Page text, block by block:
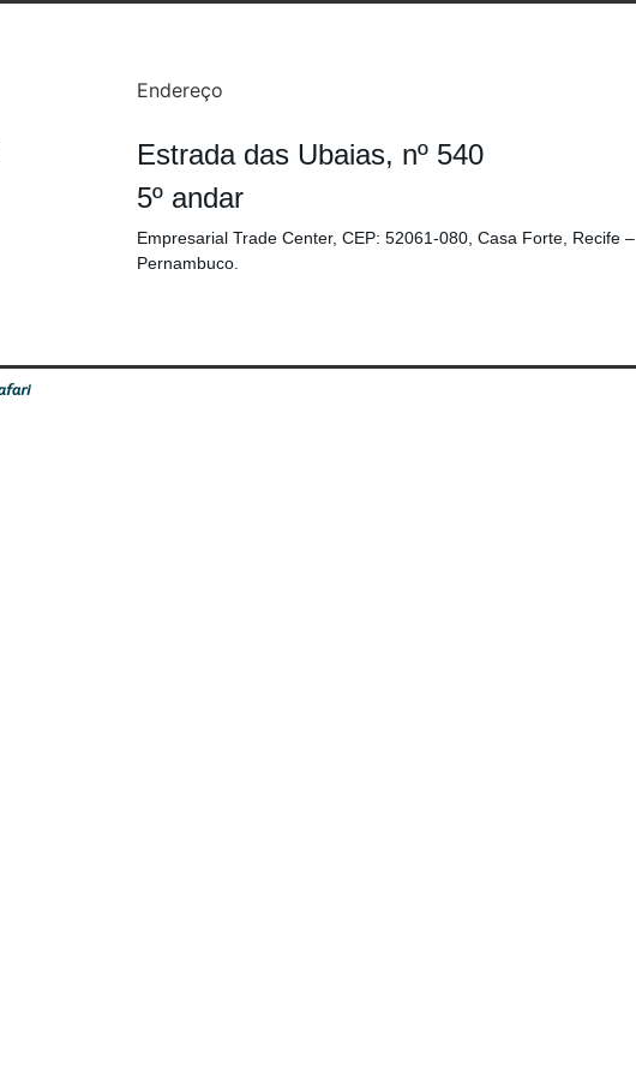
Endereço
Estrada das Ubaias, nº 540
5º andar
Empresarial Trade Center, CEP: 52061-080, Casa Forte, Recife –
Pernambuco.